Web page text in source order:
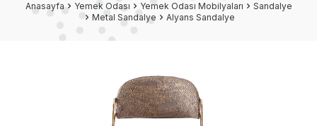
Anasayfa Yemek Odası Yemek Odası Mobilyaları
Sandalye
Metal Sandalye
Alyans Sandalye